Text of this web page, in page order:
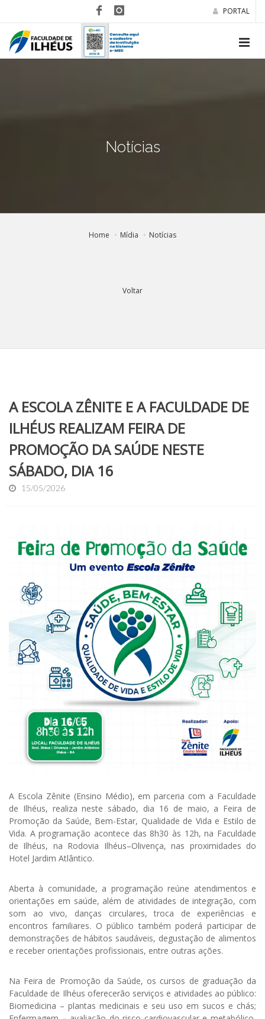
PORTAL
Notícias
Home Mídia Notícias
Voltar
A ESCOLA ZÊNITE E A FACULDADE DE
ILHÉUS REALIZAM FEIRA DE
PROMOÇÃO DA SAÚDE NESTE
SÁBADO, DIA 16
15/05/2026
A Escola Zênite (Ensino Médio), em parceria com a Faculdade
de Ilhéus, realiza neste sábado, dia 16 de maio, a Feira de
Promoção da Saúde, Bem-Estar, Qualidade de Vida e Estilo de
Vida. A programação acontece das 8h30 às 12h, na Faculdade
de Ilhéus, na Rodovia Ilhéus–Olivença, nas proximidades do
Hotel Jardim Atlântico.
Aberta à comunidade, a programação reúne atendimentos e
orientações em saúde, além de atividades de integração, com
som ao vivo, danças circulares, troca de experiências e
encontros familiares. O público também poderá participar de
demonstrações de hábitos saudáveis, degustação de alimentos
e receber orientações profissionais, entre outras ações.
Na Feira de Promoção da Saúde, os cursos de graduação da
Faculdade de Ilhéus oferecerão serviços e atividades ao público:
Biomedicina – plantas medicinais e seu uso em sucos e chás;